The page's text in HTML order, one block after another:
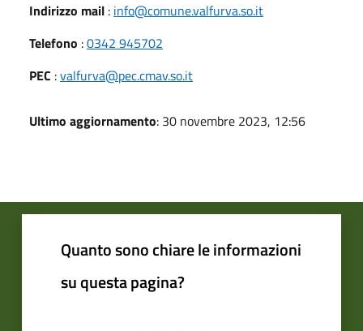
Indirizzo mail : info@comune.valfurva.so.it
Telefono :0342 945702
PEC :valfurva@pec.cmav.so.it
Ultimo aggiornamento: 30 novembre 2023, 12:56
Quanto sono chiare le informazioni
su questa pagina?